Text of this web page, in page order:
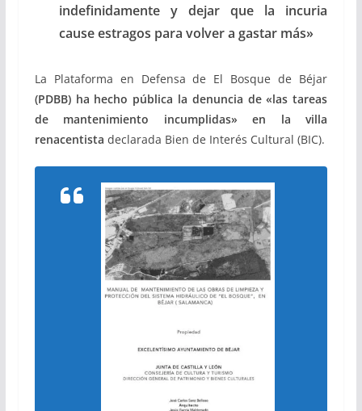
indefinidamente y dejar que la incuria
cause estragos para volver a gastar más»
La Plataforma en Defensa de El Bosque de Béjar
(PDBB) ha hecho pública la denuncia de «las tareas
de mantenimiento incumplidas» en la villa
renacentista declarada Bien de Interés Cultural (BIC).